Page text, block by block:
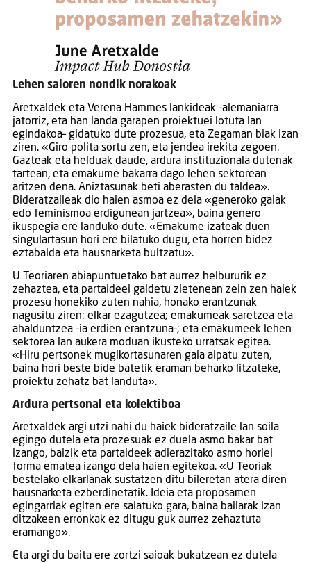
Lehen saioren nondik norakoak
Aretxaldek eta Verena Hammes lankideak –alemaniarra
jatorriz, eta han landa garapen proiektuei lotuta lan
egindakoa– gidatuko dute prozesua, eta Zegaman biak izan
ziren. «Giro polita sortu zen, eta jendea irekita zegoen.
Gazteak eta helduak daude, ardura instituzionala dutenak
tartean, eta emakume bakarra dago lehen sektorean
aritzen dena. Aniztasunak beti aberasten du taldea».
Bideratzaileak dio haien asmoa ez dela «generoko gaiak
edo feminismoa erdigunean jartzea», baina genero
ikuspegia ere landuko dute. «Emakume izateak duen
singulartasun hori ere bilatuko dugu, eta horren bidez
eztabaida eta hausnarketa bultzatu».
U Teoriaren abiapuntuetako bat aurrez helbururik ez
zehaztea, eta partaideei galdetu zietenean zein zen haiek
prozesu honekiko zuten nahia, honako erantzunak
nagusitu ziren: elkar ezagutzea; emakumeak saretzea eta
ahalduntzea –ia erdien erantzuna–; eta emakumeek lehen
sektorea lan aukera moduan ikusteko urratsak egitea.
«Hiru pertsonek mugikortasunaren gaia aipatu zuten,
baina hori beste bide batetik eraman beharko litzateke,
proiektu zehatz bat landuta».
Ardura pertsonal eta kolektiboa
Aretxaldek argi utzi nahi du haiek bideratzaile lan soila
egingo dutela eta prozesuak ez duela asmo bakar bat
izango, baizik eta partaideek adierazitako asmo horiei
forma ematea izango dela haien egitekoa. «U Teoriak
bestelako elkarlanak sustatzen ditu bileretan atera diren
hausnarketa ezberdinetatik. Ideia eta proposamen
egingarriak egiten ere saiatuko gara, baina bailarak izan
ditzakeen erronkak ez ditugu guk aurrez zehaztuta
eramango».
Eta argi du baita ere zortzi saioak bukatzean ez dutela